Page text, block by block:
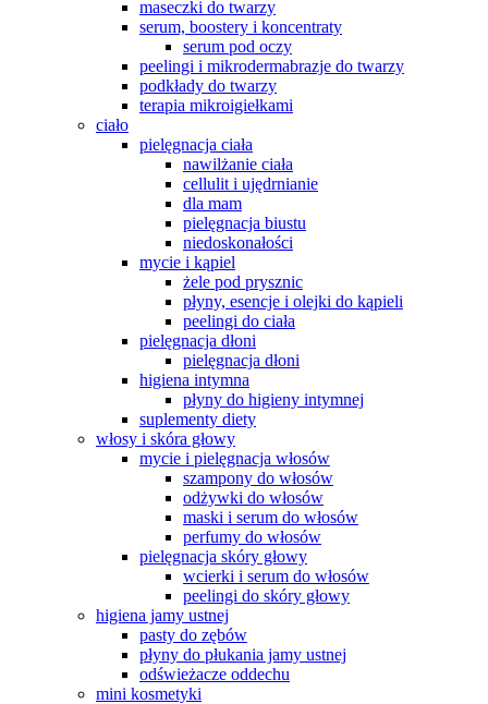
maseczki do twarzy
serum, boostery i koncentraty
serum pod oczy
peelingi i mikrodermabrazje do twarzy
podkłady do twarzy
terapia mikroigiełkami
ciało
pielęgnacja ciała
nawilżanie ciała
cellulit i ujędrnianie
dla mam
pielęgnacja biustu
niedoskonałości
mycie i kąpiel
żele pod prysznic
płyny, esencje i olejki do kąpieli
peelingi do ciała
pielęgnacja dłoni
pielęgnacja dłoni
higiena intymna
płyny do higieny intymnej
suplementy diety
włosy i skóra głowy
mycie i pielęgnacja włosów
szampony do włosów
odżywki do włosów
maski i serum do włosów
perfumy do włosów
pielęgnacja skóry głowy
wcierki i serum do włosów
peelingi do skóry głowy
higiena jamy ustnej
pasty do zębów
płyny do płukania jamy ustnej
odświeżacze oddechu
mini kosmetyki